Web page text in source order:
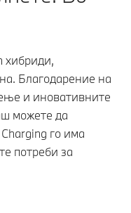
хибриди,
Благодарение на
и иновативните
можете да
го има
потреби за